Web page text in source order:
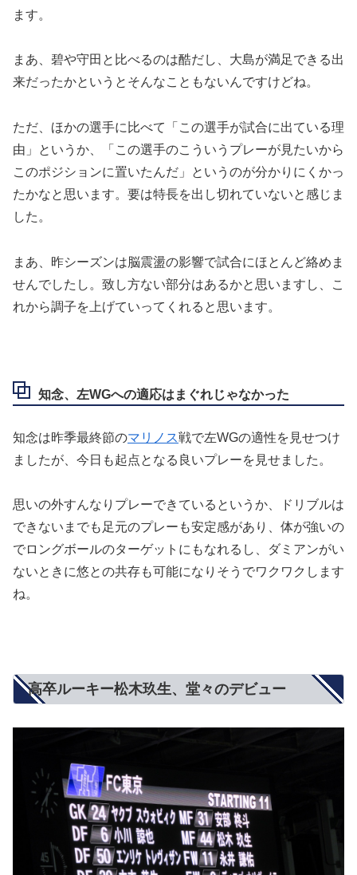
ます。
まあ、碧や守田と比べるのは酷だし、大島が満足できる出
来だったかというとそんなこともないんですけどね。
ただ、ほかの選手に比べて「この選手が試合に出ている理
由」というか、「この選手のこういうプレーが見たいから
このポジションに置いたんだ」というのが分かりにくかっ
たかなと思います。要は特長を出し切れていないと感じま
した。
まあ、昨シーズンは脳震盪の影響で試合にほとんど絡めま
せんでしたし。致し方ない部分はあるかと思いますし、こ
れから調子を上げていってくれると思います。
知念、左WGへの適応はまぐれじゃなかった
知念は昨季最終節のマリノス戦で左WGの適性を見せつけ
ましたが、今日も起点となる良いプレーを見せました。
思いの外すんなりプレーできているというか、ドリブルは
できないまでも足元のプレーも安定感があり、体が強いの
でロングボールのターゲットにもなれるし、ダミアンがい
ないときに悠との共存も可能になりそうでワクワクします
ね。
高卒ルーキー松木玖生、堂々のデビュー